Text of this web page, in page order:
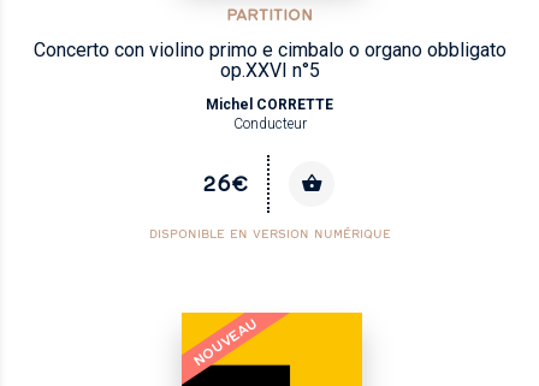
PARTITION
Concerto con violino primo e cimbalo o organo obbligato
op.XXVI n°5
Michel CORRETTE
Conducteur
26€
DISPONIBLE EN VERSION NUMÉRIQUE
NOUVEAU